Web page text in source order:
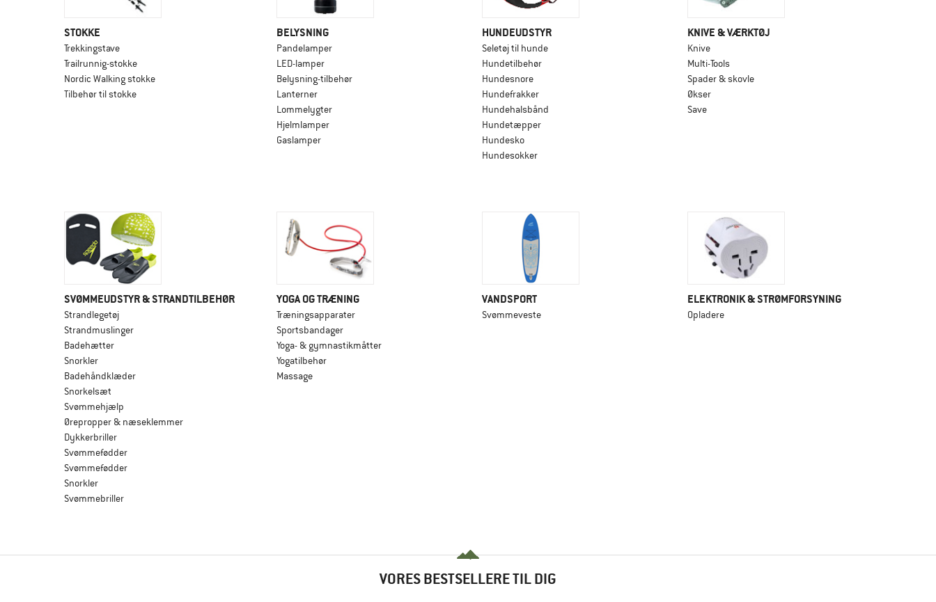
STOKKE
Trekkingstave
Trailrunnig-stokke
Nordic Walking stokke
Tilbehør til stokke
BELYSNING
Pandelamper
LED-lamper
Belysning-tilbehør
Lanterner
Lommelygter
Hjelmlamper
Gaslamper
HUNDEUDSTYR
Seletøj til hunde
Hundetilbehør
Hundesnore
Hundefrakker
Hundehalsbånd
Hundetæpper
Hundesko
Hundesokker
KNIVE & VÆRKTØJ
Knive
Multi-Tools
Spader & skovle
Økser
Save
SVØMMEUDSTYR & STRANDTILBEHØR
Strandlegetøj
Strandmuslinger
Badehætter
Snorkler
Badehåndklæder
Snorkelsæt
Svømmehjælp
Ørepropper & næseklemmer
Dykkerbriller
Svømmefødder
Svømmefødder
Snorkler
Svømmebriller
YOGA OG TRÆNING
Træningsapparater
Sportsbandager
Yoga- & gymnastikmåtter
Yogatilbehør
Massage
VANDSPORT
Svømmeveste
ELEKTRONIK & STRØMFORSYNING
Opladere
VORES BESTSELLERE TIL DIG